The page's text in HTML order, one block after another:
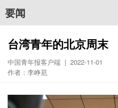
要闻
台湾青年的北京周末
中国青年报客户端 | 2022-11-01
作者：李峥苨